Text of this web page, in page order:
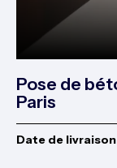
Pose de
Paris
Date de livraison